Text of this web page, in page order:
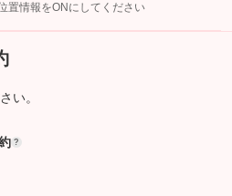
こちら
置情報をONにしてください
い。
?